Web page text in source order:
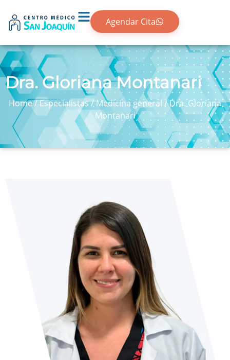
Agendar Cita
Dra. Gloriana Montanari
Home/Especialistas/Medicina general /Dra. Gloriana
Montanari